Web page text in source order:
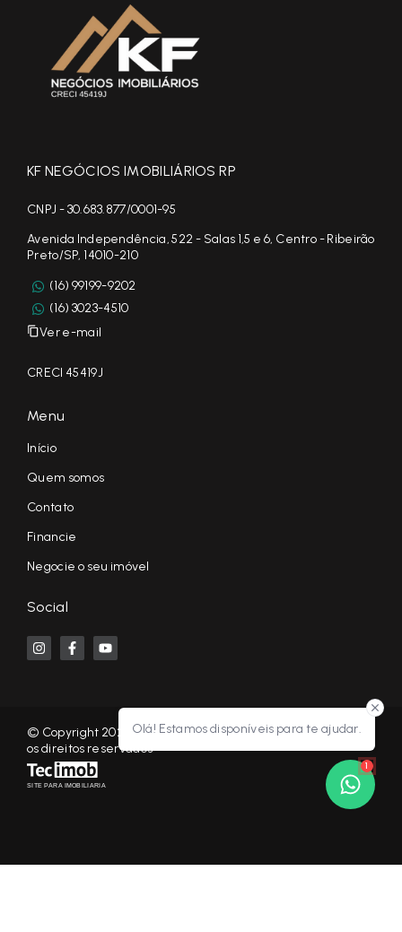
Olá! Estamos disponíveis para te ajudar.
1
KF NEGÓCIOS IMOBILIÁRIOS RP
CNPJ - 30.683.877/0001-95
Avenida Independência, 522 - Salas 1,5 e 6, Centro - Ribeirão
Preto/SP, 14010-210
(16) 99199-9202
(16) 3023-4510
Ver e-mail
CRECI 45419J
Menu
Início
Quem somos
Contato
Financie
Negocie o seu imóvel
Social
© Copyright 2026 - KF NEGÓCIOS IMOBILIÁRIOS RP - Todos
os direitos reservados
SITE PARA IMOBILIARIA